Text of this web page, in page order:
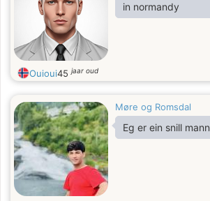
in normandy
Ouioui45jaar oud
Møre og Romsdal
Eg er ein snill